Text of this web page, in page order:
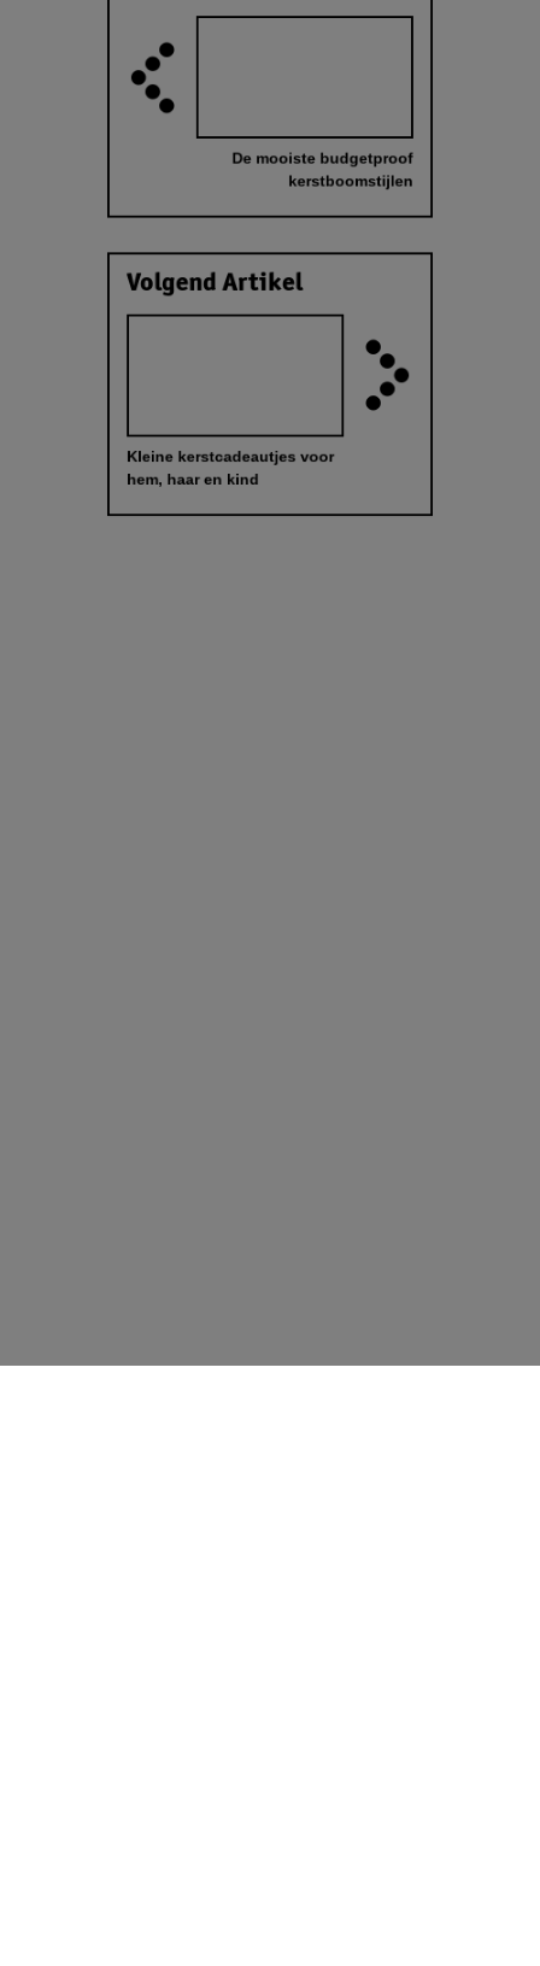
De mooiste budgetproof
kerstboomstijlen
Volgend Artikel
Kleine kerstcadeautjes voor
hem, haar en kind